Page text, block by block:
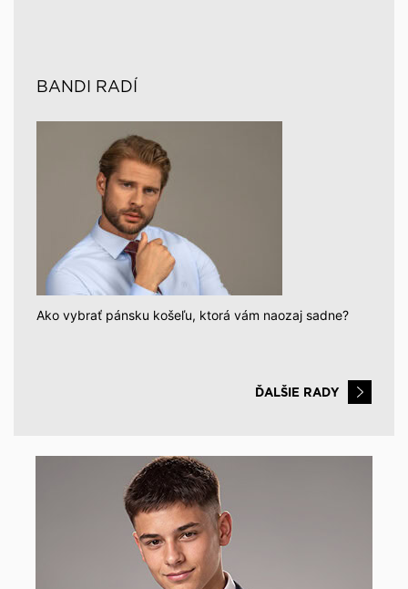
BANDI RADÍ
Ako vybrať pánsku košeľu, ktorá vám naozaj sadne?
ĎALŠIE RADY